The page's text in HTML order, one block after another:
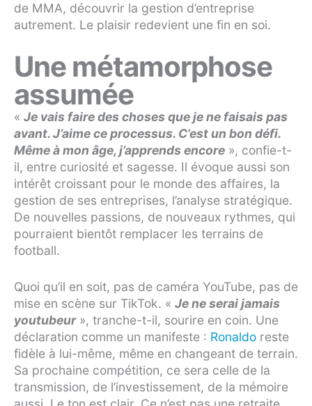
de MMA, découvrir la gestion d’entreprise
autrement. Le plaisir redevient une fin en soi.
Une métamorphose
assumée
« Je vais faire des choses que je ne faisais pas
avant. J’aime ce processus. C’est un bon défi.
Même à mon âge, j’apprends encore », confie-t-
il, entre curiosité et sagesse. Il évoque aussi son
intérêt croissant pour le monde des affaires, la
gestion de ses entreprises, l’analyse stratégique.
De nouvelles passions, de nouveaux rythmes, qui
pourraient bientôt remplacer les terrains de
football.
Quoi qu’il en soit, pas de caméra YouTube, pas de
mise en scène sur TikTok. « Je ne serai jamais
youtubeur», tranche-t-il, sourire en coin. Une
déclaration comme un manifeste : Ronaldo reste
fidèle à lui-même, même en changeant de terrain.
Sa prochaine compétition, ce sera celle de la
transmission, de l’investissement, de la mémoire